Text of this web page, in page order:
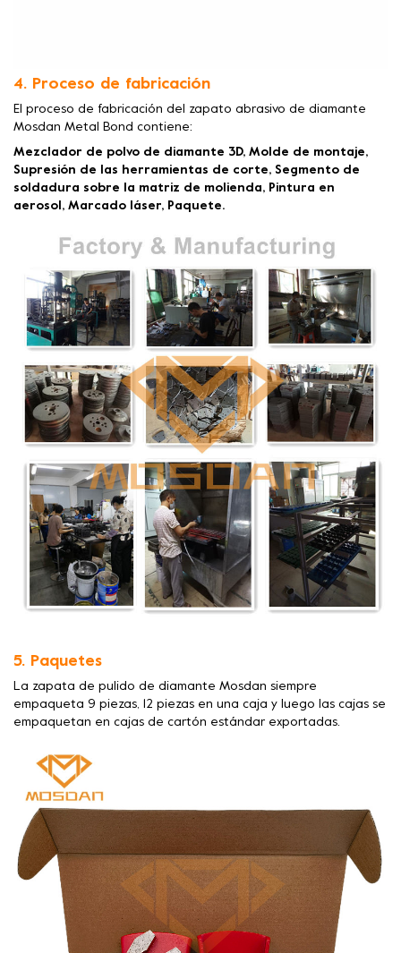
4. Proceso de fabricación
El proceso de fabricación del zapato abrasivo de diamante
Mosdan Metal Bond contiene:
Mezclador de polvo de diamante 3D, Molde de montaje,
Supresión de las herramientas de corte, Segmento de
soldadura sobre la matriz de molienda, Pintura en
aerosol, Marcado láser, Paquete.
5. Paquetes
La zapata de pulido de diamante Mosdan siempre
empaqueta 9 piezas, 12 piezas en una caja y luego las cajas se
empaquetan en cajas de cartón estándar exportadas.